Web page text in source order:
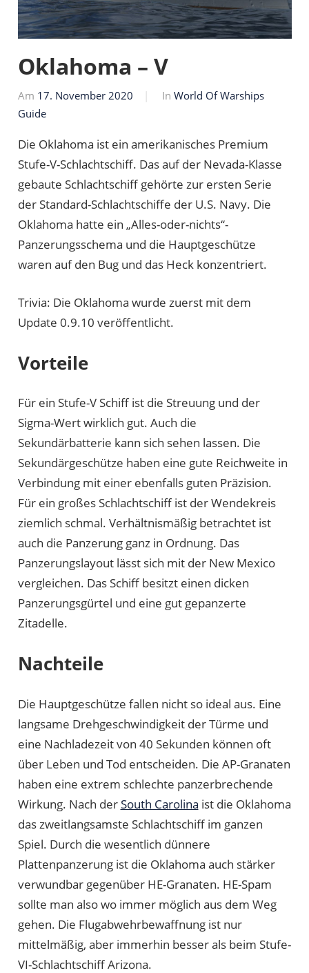
Oklahoma – V
Am 17. November 2020
Von
In World Of Warships
Guide
Die Oklahoma ist ein amerikanisches Premium
Stufe-V-Schlachtschiff. Das auf der Nevada-Klasse
gebaute Schlachtschiff gehörte zur ersten Serie
der Standard-Schlachtschiffe der U.S. Navy. Die
Oklahoma hatte ein „Alles-oder-nichts“-
Panzerungsschema und die Hauptgeschütze
waren auf den Bug und das Heck konzentriert.
Trivia: Die Oklahoma wurde zuerst mit dem
Update 0.9.10 veröffentlicht.
Vorteile
Für ein Stufe-V Schiff ist die Streuung und der
Sigma-Wert wirklich gut. Auch die
Sekundärbatterie kann sich sehen lassen. Die
Sekundärgeschütze haben eine gute Reichweite in
Verbindung mit einer ebenfalls guten Präzision.
Für ein großes Schlachtschiff ist der Wendekreis
ziemlich schmal. Verhältnismäßig betrachtet ist
auch die Panzerung ganz in Ordnung. Das
Panzerungslayout lässt sich mit der New Mexico
vergleichen. Das Schiff besitzt einen dicken
Panzerungsgürtel und eine gut gepanzerte
Zitadelle.
Nachteile
Die Hauptgeschütze fallen nicht so ideal aus. Eine
langsame Drehgeschwindigkeit der Türme und
eine Nachladezeit von 40 Sekunden können oft
über Leben und Tod entscheiden. Die AP-Granaten
haben eine extrem schlechte panzerbrechende
Wirkung. Nach derSouth Carolina ist die Oklahoma
das zweitlangsamste Schlachtschiff im ganzen
Spiel. Durch die wesentlich dünnere
Plattenpanzerung ist die Oklahoma auch stärker
verwundbar gegenüber HE-Granaten. HE-Spam
sollte man also wo immer möglich aus dem Weg
gehen. Die Flugabwehrbewaffnung ist nur
mittelmäßig, aber immerhin besser als beim Stufe-
VI-Schlachtschiff Arizona.